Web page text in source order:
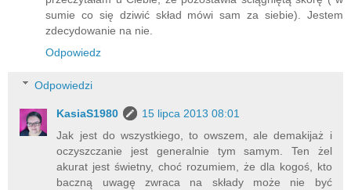
sumie co się dziwić skład mówi sam za siebie). Jestem
zdecydowanie na nie.
Odpowiedz
Odpowiedzi
KasiaS1980
15 lipca 2013 08:01
Jak jest do wszystkiego, to owszem, ale demakijaż i
oczyszczanie jest generalnie tym samym. Ten żel
akurat jest świetny, choć rozumiem, że dla kogoś, kto
baczną uwagę zwraca na składy może nie być